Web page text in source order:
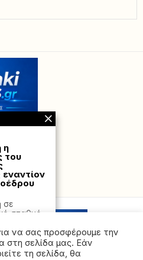
να σας προσφέρουμε την
στη σελίδα μας. Εάν
τη σελίδα, θα
η
του
σε
σταθμό